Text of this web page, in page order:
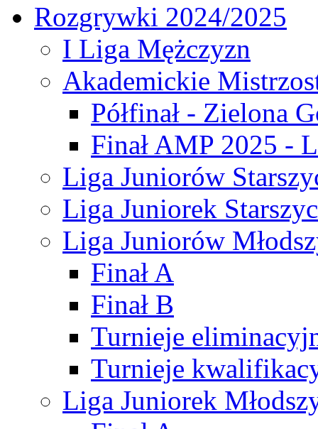
Rozgrywki 2024/2025
I Liga Mężczyzn
Akademickie
Półfinał - Zielona
Finał AMP 2025 -
Liga Juniorów
Liga Juniorek
Liga Juniorów
Finał A
Finał B
Turnieje
Turnieje
Liga Juniorek